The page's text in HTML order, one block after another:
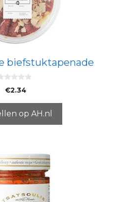
biefstuktapenade
€2.34
op AH.nl